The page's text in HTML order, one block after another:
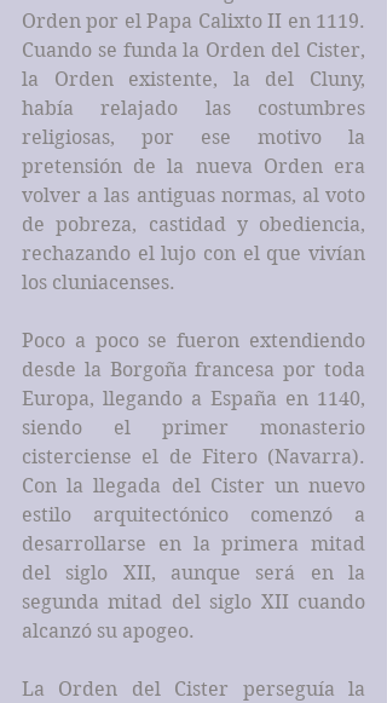
Orden por el Papa Calixto II en 1119.
Cuando se funda la Orden del Cister,
la Orden existente, la del Cluny,
había relajado las costumbres
religiosas, por ese motivo la
pretensión de la nueva Orden era
volver a las antiguas normas, al voto
de pobreza, castidad y obediencia,
rechazando el lujo con el que vivían
los cluniacenses.
Poco a poco se fueron extendiendo
desde la Borgoña francesa por toda
Europa, llegando a España en 1140,
siendo el primer monasterio
cisterciense el de Fitero (Navarra).
Con la llegada del Cister un nuevo
estilo arquitectónico comenzó a
desarrollarse en la primera mitad
del siglo XII, aunque será en la
segunda mitad del siglo XII cuando
alcanzó su apogeo.
La Orden del Cister perseguía la